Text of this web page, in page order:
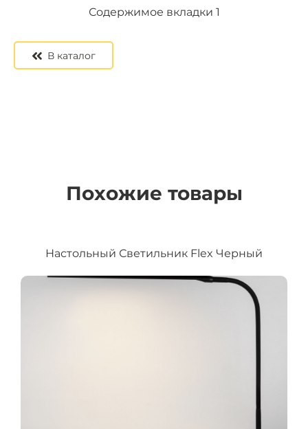
Содержимое вкладки 1
Содержимое вкладки 2
Содержимое вкладки 3
В каталог
Похожие товары
Настольный Светильник Flex Черный